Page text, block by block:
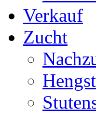
Verkauf
Zucht